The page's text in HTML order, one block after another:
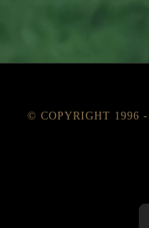
© COPYRIGHT 1996 -